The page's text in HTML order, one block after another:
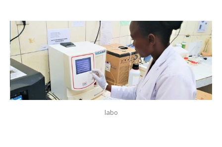
labo